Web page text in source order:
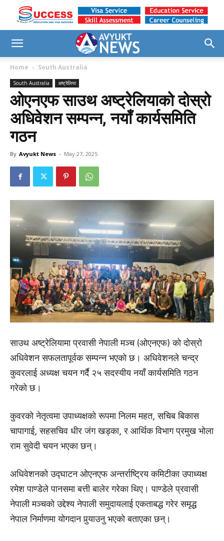
Home South Australia
South Australia अष्ट्रेलिया
ओएनएफ साउथ अष्ट्रेलियाको दोस्रो
अधिवेशन सम्पन्न, नयाँ कार्यसमिति
गठन
By Avyukt News - May 27, 2025
साउथ अष्ट्रेलियामा प्रवासी नेपाली मञ्च (ओएनएफ) को दोस्रो
अधिवेशन सफलतापूर्वक सम्पन्न भएको छ। अधिवेशनले चन्द्र
कुवरलाई अध्यक्ष चयन गर्दै २५ सदस्यीय नयाँ कार्यसमिति गठन
गरेको छ।
कुवरको नेतृत्वमा उपाध्यक्षको रूपमा निलम महत, सचिब बिकास
चापागाई, सहसचिव धीर जंग खड्का, र आर्थिक विभाग प्रमुख भोला
राम सुवेदी चयन भएका छन्।
अधिवेशनको उद्घाटन ओएनएफ अन्तर्राष्ट्रिय कमिटीका उपाध्यक्ष
रमेश पाण्डेले पानसमा बत्ती बालेर गरेका थिए। पाण्डेले प्रवासी
नेपाली मञ्चको उद्देश्य नेपाली समुदायलाई एकताबद्ध गरेर समृद्ध
नेपाल निर्माणमा योगदान पुर्‍याउनु भएको बताएका छन्।